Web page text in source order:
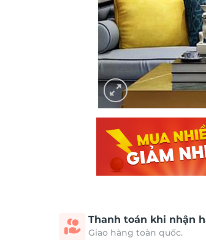
Thanh toán khi nhận
Giao hàng toàn quốc.